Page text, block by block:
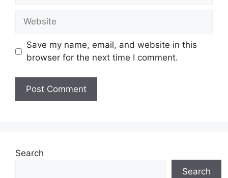
Website
Save my name, email, and website in this
browser for the next time I comment.
Search
Search